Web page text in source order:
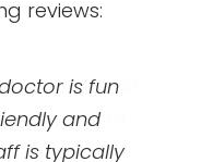
reviews:
is so
my braces
is fun